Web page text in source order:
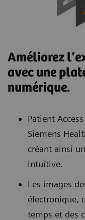
Améliorez
avec une
numérique.
Patient
Siemens
créant ainsi
intuitive.
Les images
électronique,
temps et des